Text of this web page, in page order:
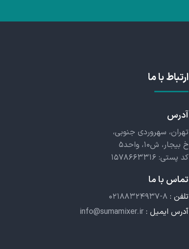
ارتباط با ما
آدرس
تهران، سهروردی جنوبی،
خ بیجار، ش۱۰، واحد۵
کد پستی: ۱۵۷۸۶۶۳۳۱۶
تماس با ما
تلفن : ۰۲۱۸۸۳۲۴۹۳۷-۸
آدرس ایمیل : info@sumamixer.ir